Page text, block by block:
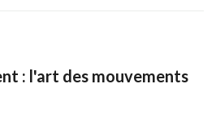
: l'art des mouvements